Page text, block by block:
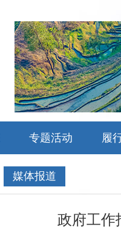
专题活动 履
媒体报道
政府工作